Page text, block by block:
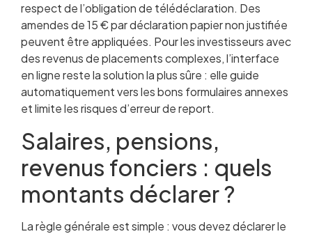
respect de l’obligation de télédéclaration. Des
amendes de 15 € par déclaration papier non justifiée
peuvent être appliquées. Pour les investisseurs avec
des revenus de placements complexes, l’interface
en ligne reste la solution la plus sûre : elle guide
automatiquement vers les bons formulaires annexes
et limite les risques d’erreur de report.
Salaires, pensions,
revenus fonciers : quels
montants déclarer ?
La règle générale est simple : vous devez déclarer le